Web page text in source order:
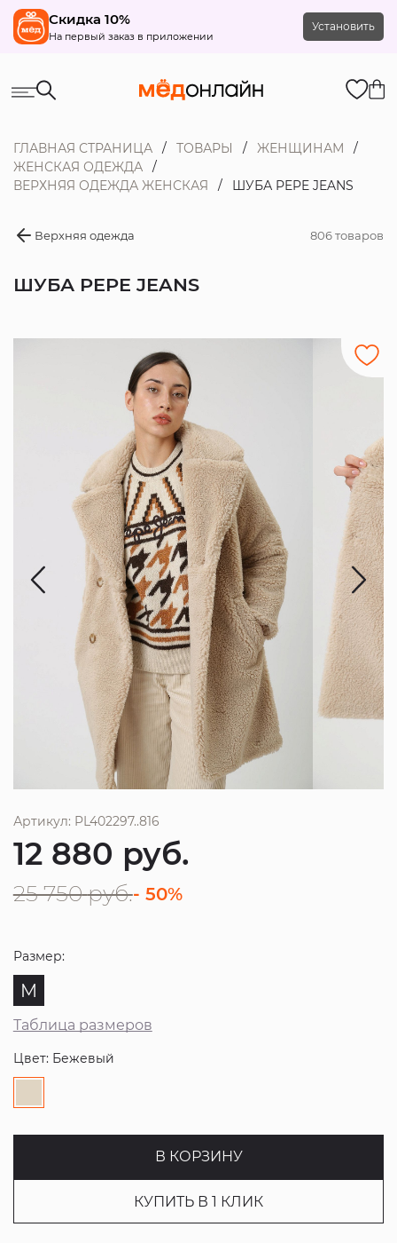
Скидка 10%
На первый заказ в приложении
Установить
ГЛАВНАЯ СТРАНИЦА ТОВАРЫ
ЖЕНЩИНАМ
ЖЕНСКАЯ ОДЕЖДА
ВЕРХНЯЯ ОДЕЖДА ЖЕНСКАЯ
ШУБА PEPE JEANS
Верхняя одежда 806 товаров
ШУБА PEPE JEANS
Артикул: PL402297..816
12 880 руб.
25 750 руб.- 50%
Размер:
M
Таблица размеров
Цвет: Бежевый
В КОРЗИНУ
КУПИТЬ В 1 КЛИК